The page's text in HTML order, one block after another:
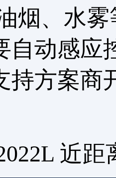
烟、水
自动感应
持方案商
近